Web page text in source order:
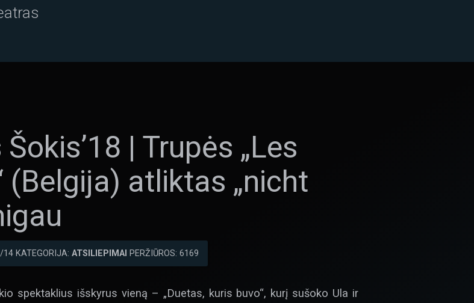
| Trupės „Les
(Belgija) atliktas „nicht
KATEGORIJA: ATSILIEPIMAI PERŽIŪROS: 6169
spektaklius išskyrus vieną – „Duetas, kuris buvo“, kurį sušoko Ula ir